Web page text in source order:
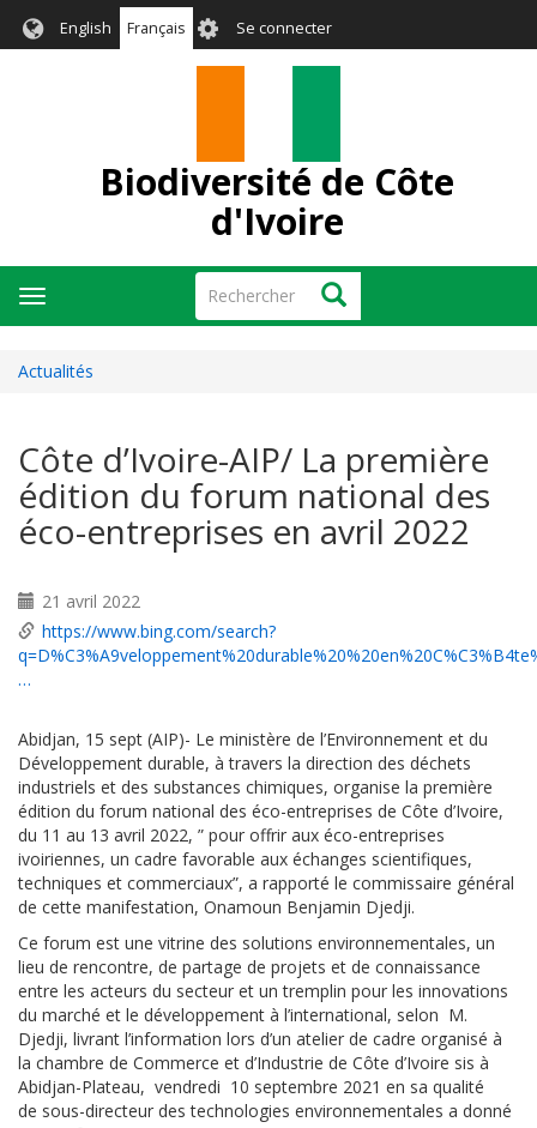
English Français User
account
Se connecter
Biodiversité de Côte
d'Ivoire
Rechercher Rechercher
Toggle
navigation
Actualités
Côte d’Ivoire-AIP/ La première
édition du forum national des
éco-entreprises en avril 2022
21 avril 2022
https://www.bing.com/search?
…
Abidjan, 15 sept (AIP)- Le ministère de l’Environnement et du
Développement durable, à travers la direction des déchets
industriels et des substances chimiques, organise la première
édition du forum national des éco-entreprises de Côte d’Ivoire,
du 11 au 13 avril 2022, ” pour offrir aux éco-entreprises
ivoiriennes, un cadre favorable aux échanges scientifiques,
techniques et commerciaux”, a rapporté le commissaire général
de cette manifestation, Onamoun Benjamin Djedji.
Ce forum est une vitrine des solutions environnementales, un
lieu de rencontre, de partage de projets et de connaissance
entre les acteurs du secteur et un tremplin pour les innovations
du marché et le développement à l’international, selon M.
Djedji, livrant l’information lors d’un atelier de cadre organisé à
la chambre de Commerce et d’Industrie de Côte d’Ivoire sis à
Abidjan-Plateau, vendredi 10 septembre 2021 en sa qualité
de sous-directeur des technologies environnementales a donné